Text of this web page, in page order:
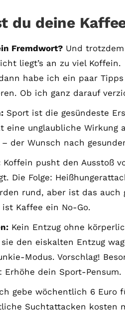
du deine
Fremdwort? Und
liegt’s an zu viel
habe ich ein paar
Ob ich ganz darauf
Sport ist die gesündeste
eine unglaubliche Wirkung
der Wunsch nach
Koffein pusht den Ausstoß
Die Folge:
rund, aber ist das auch
Kaffee ein No-Go.
Kein Entzug ohne
den eiskalten Entzug
Modus. Vorschlag!
Erhöhe dein Sport-Pensum.
gebe wöchentlich 6 Euro
Suchtattacken kosten